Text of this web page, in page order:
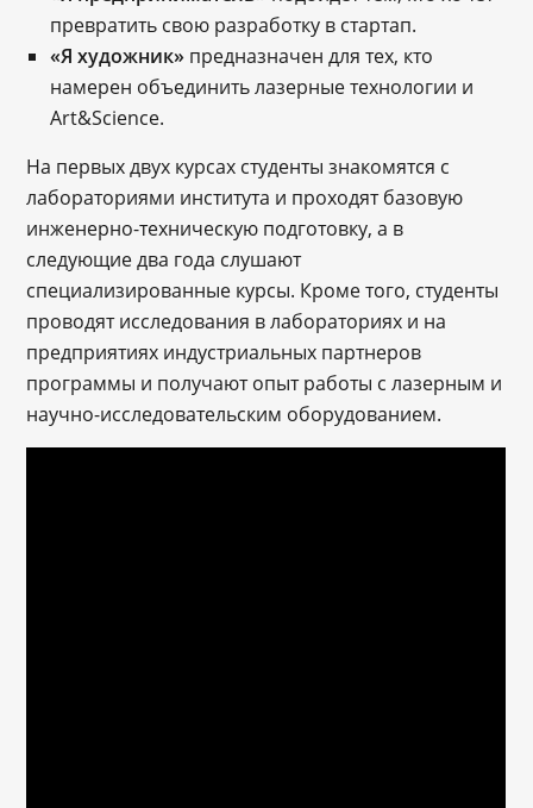
превратить свою разработку в стартап.
«Я художник» предназначен для тех, кто
намерен объединить лазерные технологии и
Art&Science.
На первых двух курсах студенты знакомятся с
лабораториями института и проходят базовую
инженерно-техническую подготовку, а в
следующие два года слушают
специализированные курсы. Кроме того, студенты
проводят исследования в лабораториях и на
предприятиях индустриальных партнеров
программы и получают опыт работы с лазерным и
научно-исследовательским оборудованием.